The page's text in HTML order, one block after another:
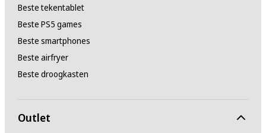
Beste tekentablet
Beste PS5 games
Beste smartphones
Beste airfryer
Beste droogkasten
Outlet